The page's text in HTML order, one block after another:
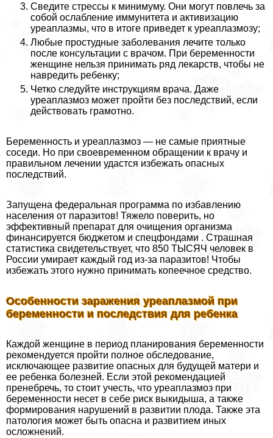
Сведите стрессы к минимуму. Они могут повлечь за
собой ослабление иммунитета и активизацию
уреаплазмы, что в итоге приведет к уреаплазмозу;
Любые простудные заболевания лечите только
после консультации с врачом. При беременности
женщине нельзя принимать ряд лекарств, чтобы не
навредить ребенку;
Четко следуйте инструкциям врача. Даже
уреаплазмоз может пройти без последствий, если
действовать грамотно.
Беременность и уреаплазмоз — не самые приятные
соседи. Но при своевременном обращении к врачу и
правильном лечении удастся избежать опасных
последствий.
Запущена федеральная программа по избавлению
населения от паразитов! Тяжело поверить, но
эффективный препарат для очищения организма
финансируется бюджетом и спецфондами . Страшная
статистика свидетельствует, что 850 ТЫСЯЧ человек в
России умирает каждый год из-за паразитов! Чтобы
избежать этого нужно принимать копеечное средство.
Особенности заражения уреаплазмой при
беременности и последствия для ребенка
Каждой женщине в период планирования беременности
рекомендуется пройти полное обследование,
исключающее развитие опасных для будущей матери и
ее ребенка болезней. Если этой рекомендацией
пренебречь, то стоит учесть, что уреаплазмоз при
беременности несет в себе риск выкидыша, а также
формирования нарушений в развитии плода. Также эта
патология может быть опасна и развитием иных
осложнений.